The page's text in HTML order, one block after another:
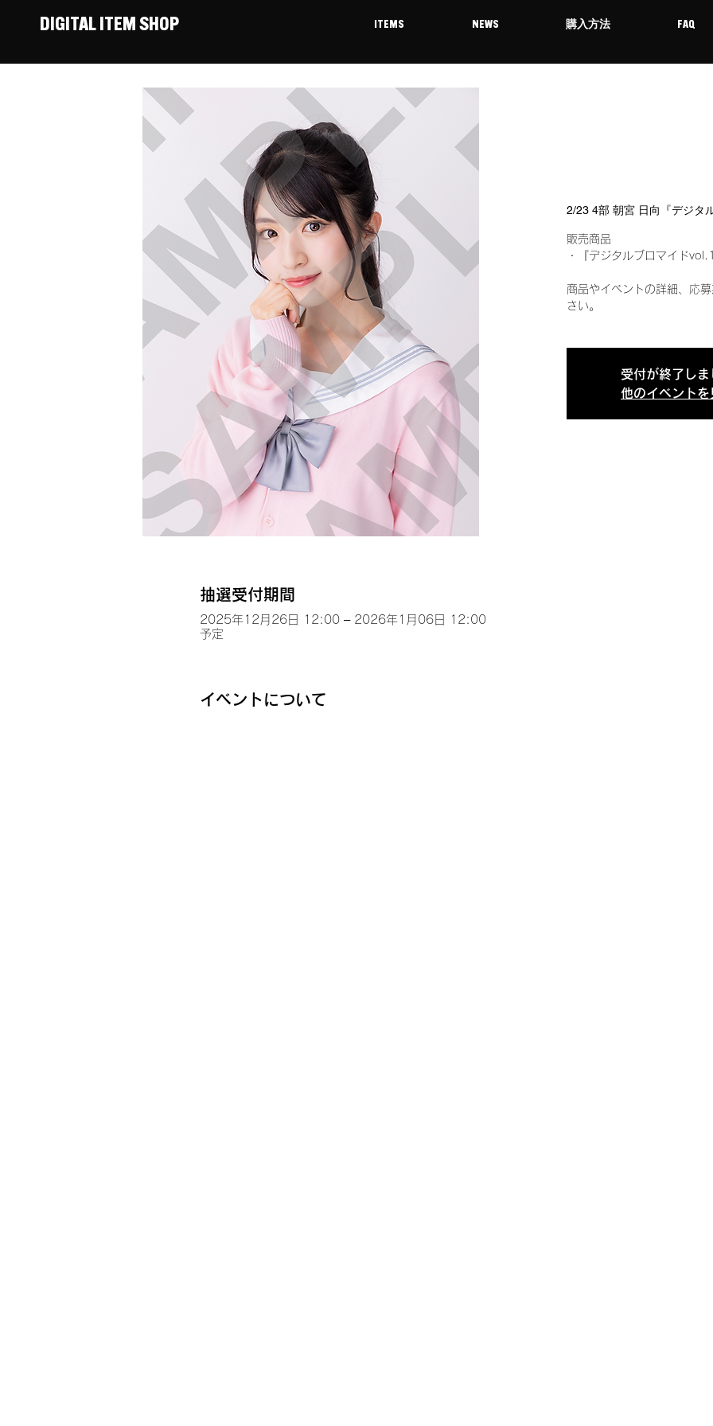
DIGITAL ITEM SHOP ITEMS NEWS 購入方法 FAQ
2/23 4部 朝宮 日向『デジタ
販売商品
・『デジタルブロマイド
商品やイベントの詳細、応
さい。
受付が終了しま
他のイベントを
抽選受付期間
2025年12月26日 12:00 – 2026年1月06日 12:00
予定
イベントについて